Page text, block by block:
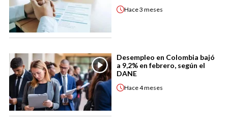
Hace3 meses
Desempleo en Colombia bajó
a 9,2% en febrero, según el
DANE
Hace4 meses